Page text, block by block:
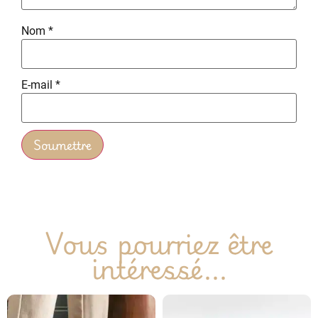
Nom *
E-mail *
Vous pourriez être
intéressé...